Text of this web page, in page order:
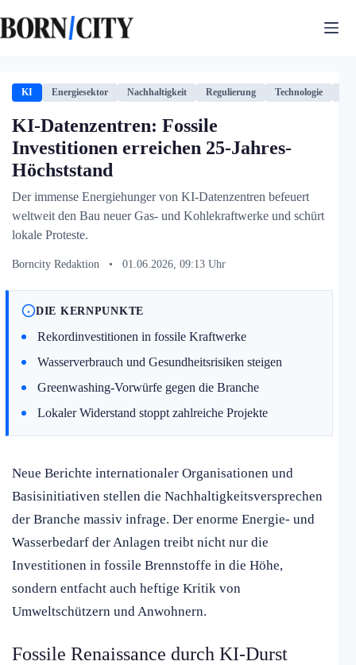
Inhalt
springen
KI Energiesektor Nachhaltigkeit Regulierung Technologie
KI-Datenzentren: Fossile
Investitionen erreichen 25-Jahres-
Höchststand
Der immense Energiehunger von KI-Datenzentren befeuert
weltweit den Bau neuer Gas- und Kohlekraftwerke und schürt
lokale Proteste.
Borncity Redaktion • 01.06.2026, 09:13 Uhr
DIE KERNPUNKTE
Rekordinvestitionen in fossile Kraftwerke
Wasserverbrauch und Gesundheitsrisiken steigen
Greenwashing-Vorwürfe gegen die Branche
Lokaler Widerstand stoppt zahlreiche Projekte
Neue Berichte internationaler Organisationen und
Basisinitiativen stellen die Nachhaltigkeitsversprechen
der Branche massiv infrage. Der enorme Energie- und
Wasserbedarf der Anlagen treibt nicht nur die
Investitionen in fossile Brennstoffe in die Höhe,
sondern entfacht auch heftige Kritik von
Umweltschützern und Anwohnern.
Fossile Renaissance durch KI-Durst